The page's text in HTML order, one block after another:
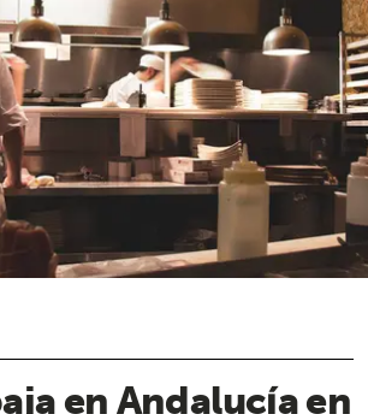
en Andalucía en